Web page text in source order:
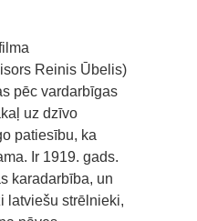
Reinis Ūbelis)
pēc vardarbīgas
uz dzīvo
patiesību, ka
Ir 1919. gads.
karadarbība, un
latviešu strēlnieki,